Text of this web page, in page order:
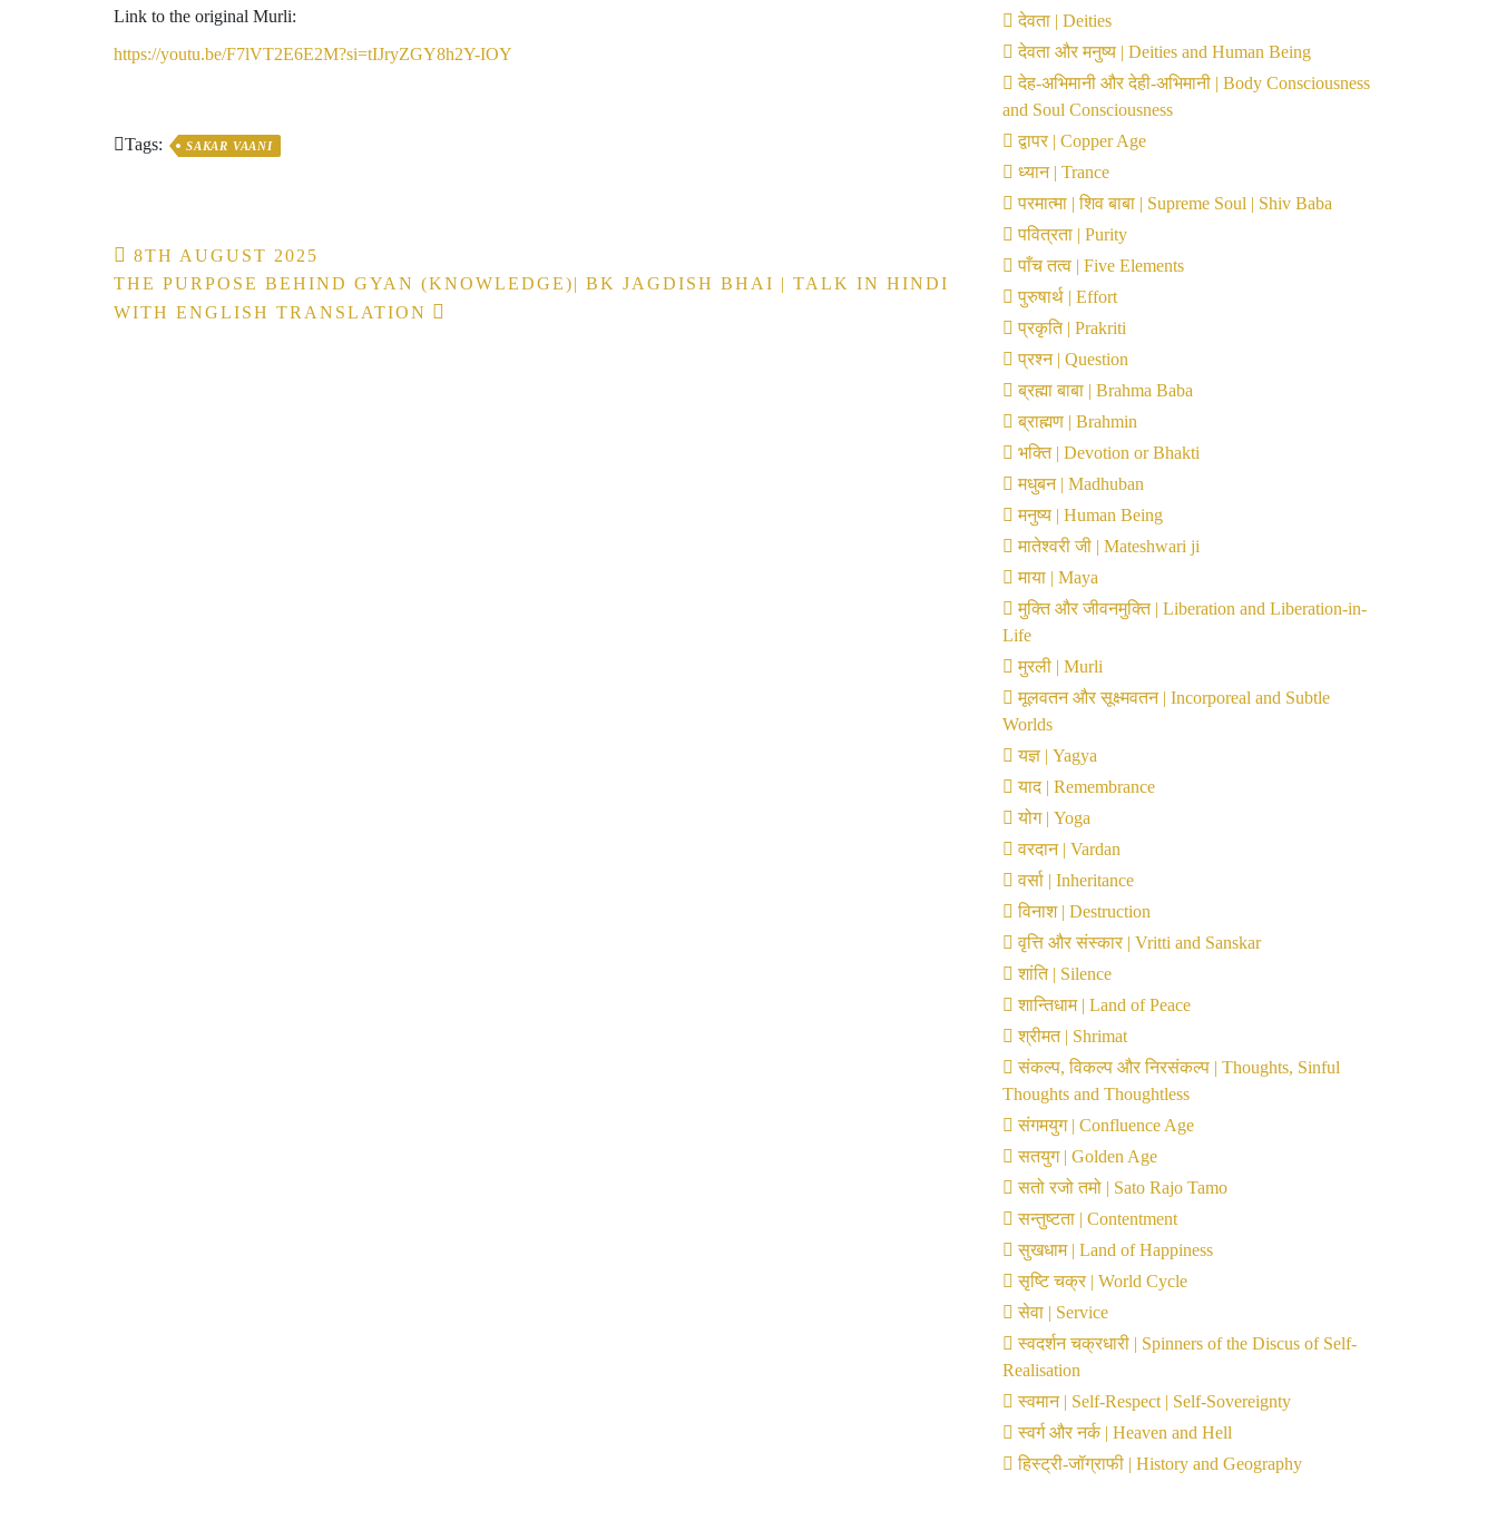
Link to the original Murli:
https://youtu.be/F7lVT2E6E2M?si=tIJryZGY8h2Y-IOY
Tags: SAKAR VAANI
Post
navigation
8TH AUGUST 2025
THE PURPOSE BEHIND GYAN (KNOWLEDGE)| BK JAGDISH BHAI | TALK IN HINDI
WITH ENGLISH TRANSLATION
देवता | Deities
देवता और मनुष्य | Deities and Human Being
देह-अभिमानी और देही-अभिमानी | Body Consciousness
and Soul Consciousness
द्वापर | Copper Age
ध्यान | Trance
परमात्मा | शिव बाबा | Supreme Soul | Shiv Baba
पवित्रता | Purity
पाँच तत्व | Five Elements
पुरुषार्थ | Effort
प्रकृति | Prakriti
प्रश्न | Question
ब्रह्मा बाबा | Brahma Baba
ब्राह्मण | Brahmin
भक्ति | Devotion or Bhakti
मधुबन | Madhuban
मनुष्य | Human Being
मातेश्वरी जी | Mateshwari ji
माया | Maya
मुक्ति और जीवनमुक्ति | Liberation and Liberation-in-
Life
मुरली | Murli
मूलवतन और सूक्ष्मवतन | Incorporeal and Subtle
Worlds
यज्ञ | Yagya
याद | Remembrance
योग | Yoga
वरदान | Vardan
वर्सा | Inheritance
विनाश | Destruction
वृत्ति और संस्कार | Vritti and Sanskar
शांति | Silence
शान्तिधाम | Land of Peace
श्रीमत | Shrimat
संकल्प, विकल्प और निरसंकल्प | Thoughts, Sinful
Thoughts and Thoughtless
संगमयुग | Confluence Age
सतयुग | Golden Age
सतो रजो तमो | Sato Rajo Tamo
सन्तुष्टता | Contentment
सुखधाम | Land of Happiness
सृष्टि चक्र | World Cycle
सेवा | Service
स्वदर्शन चक्रधारी | Spinners of the Discus of Self-
Realisation
स्वमान | Self-Respect | Self-Sovereignty
स्वर्ग और नर्क | Heaven and Hell
हिस्ट्री-जॉग्राफी | History and Geography